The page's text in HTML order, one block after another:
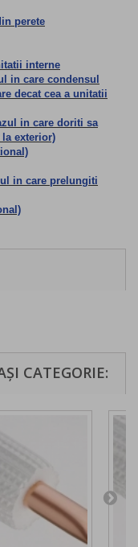
perete
interne
in care condensul
decat cea a unitatii
in care doriti sa
exterior)
in care prelungiti
CATEGORIE: